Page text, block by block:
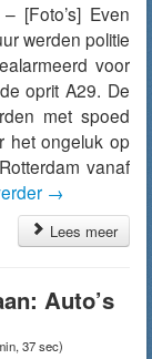
[Foto’s] Even
werden politie
voor
oprit A29. De
met spoed
het ongeluk op
vanaf
→
Lees meer
Auto’s
37 sec)